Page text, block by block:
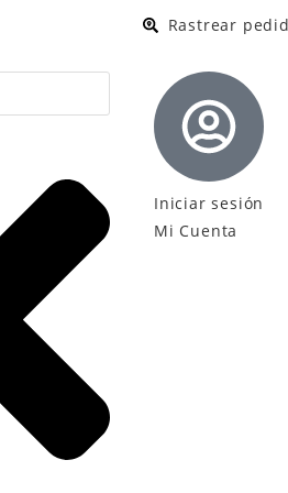
Rastrear
Iniciar sesión
Mi Cuenta